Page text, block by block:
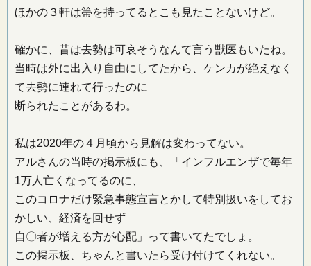
ほかの３軒は箒を持ってるとこも見たことないけど。
確かに、昔は去勢は可哀そうなんて言う獣医もいたね。
当時は外に出入り自由にしてたから、ケンカが絶えなく
て去勢に連れて行ったのに
断られたことがあるわ。
私は2020年の４月頃から見解は変わってない。
アルさんの当時の掲示板にも、「インフルエンザで毎年
1万人亡くなってるのに、
このコロナだけ緊急事態宣言とかして特別扱いをしてお
かしい、経済を回せず
自〇者が増える方が心配」って書いてたでしょ。
この掲示板、ちゃんと書いたら受け付けてくれない。